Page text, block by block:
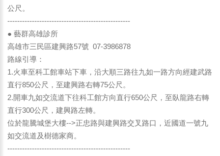
公尺。
--------------------------------------------------
● 藝群高雄診所
高雄市三民區建興路57號 07-3986878
路線引導：
1.火車至科工館車站下車，沿大順三路往九如一路方向經建武路
直行850公尺，至建興路右轉75公尺。
2.開車九如交流道下往科工館方向直行650公尺，至臥龍路右轉
直行300公尺，建興路左轉。
位於龍騰城堡大樓-->正忠路與建興路交叉路口，近國道一號九
如交流道及樹德家商。
--------------------------------------------------